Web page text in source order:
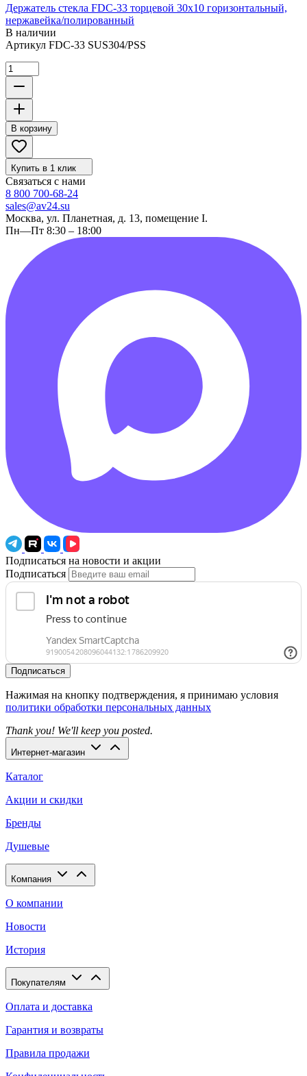
Держатель стекла FDC-33 торцевой 30х10 горизонтальный,
нержавейка/полированный
В наличии
Артикул FDC-33 SUS304/PSS
В корзину
Купить в 1 клик
Связаться с нами
8 800 700-68-24
sales@av24.su
Москва, ул. Планетная, д. 13, помещение I.
Пн—Пт 8:30 – 18:00
Подписаться на новости и акции
Подписаться
Подписаться
Нажимая на кнопку подтверждения, я принимаю условия
политики обработки персональных данных
Thank you! We'll keep you posted.
Интернет-магазин
Каталог
Акции и скидки
Бренды
Душевые
Компания
О компании
Новости
История
Покупателям
Оплата и доставка
Гарантия и возвраты
Правила продажи